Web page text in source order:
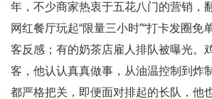
年，不少商家热衷于五花八门的营销，
网红餐厅玩起“限量三小时”“打卡发圈免
客反感；有的奶茶店雇人排队被曝光。
客，他认认真真做事，从油温控制到炸
都严格把关，即便面对排起的长队，他